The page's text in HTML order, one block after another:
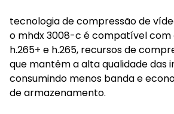
tecnologia de compressão de
o mhdx 3008-c é compatível com
h.265+ e h.265, recursos de
que mantêm a alta qualidade das
consumindo menos banda e
de armazenamento.